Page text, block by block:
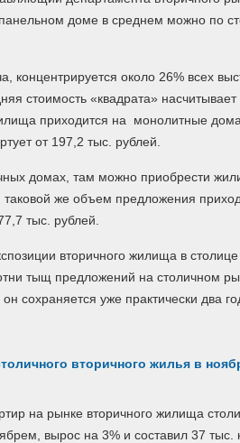
доме в среднем можно по
концентрируется около 26% всех
стоимость «квадрата» насчитывает
приходится на монолитные
от 197,2 тыс. рублей.
домах, там можно приобрести
таковой же объем предложения
тыс. рублей.
вторичного жилища в
тыщ предложений на столичном
сохраняется уже практически два
вторичного жилья в
на рынке вторичного жилища
вырос на 3% и составил 37 тыс.